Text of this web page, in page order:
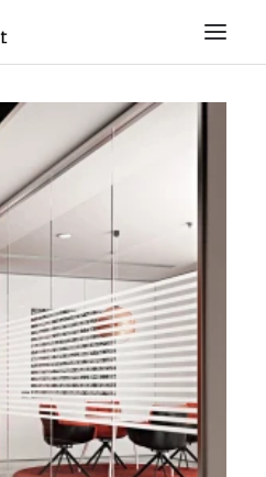
SOLARES
DE LUNAS